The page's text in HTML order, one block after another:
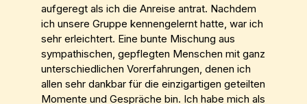
aufgeregt als ich die Anreise antrat. Nachdem
ich unsere Gruppe kennengelernt hatte, war ich
sehr erleichtert. Eine bunte Mischung aus
sympathischen, gepflegten Menschen mit ganz
unterschiedlichen Vorerfahrungen, denen ich
allen sehr dankbar für die einzigartigen geteilten
Momente und Gespräche bin. Ich habe mich als